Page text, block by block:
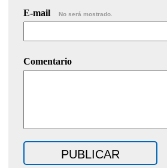
E-mail No será mostrado.
Comentario